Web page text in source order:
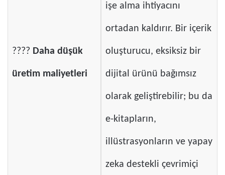
???? Daha düşük
üretim maliyetleri
işe alma ihtiyacını
ortadan kaldırır. Bir içerik
oluşturucu, eksiksiz bir
dijital ürünü bağımsız
olarak geliştirebilir; bu da
e-kitapların,
illüstrasyonların ve yapay
zeka destekli çevrimiçi